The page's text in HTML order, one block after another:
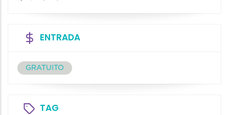
ENTRADA
GRATUITO
TAG